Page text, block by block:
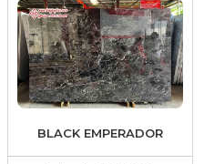
BLACK EMPERADOR